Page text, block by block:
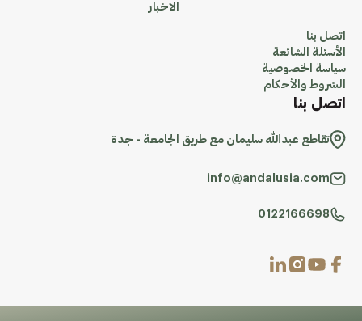
الاخبار
اتصل بنا
الأسئلة الشائعة
سياسة الخصوصية
الشروط والأحكام
اتصل بنا
تقاطع عبدالله سليمان مع طريق الجامعة - جدة
info@andalusia.com
0122166698